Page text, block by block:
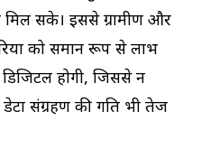
मिल सके। इससे ग्रामीण और
को समान रूप से लाभ
होगी, जिससे न
संग्रहण की गति भी तेज